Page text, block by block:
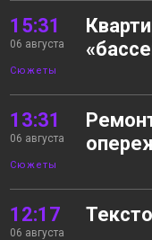
15:31
06 августа
Сюжеты
13:31
06 августа
Сюжеты
12:17
06 августа